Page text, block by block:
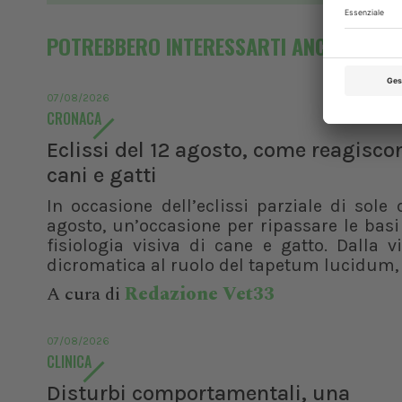
POTREBBERO INTERESSARTI ANCHE
07/08/2026
CRONACA
Eclissi del 12 agosto, come
cani e gatti
In occasione dell’eclissi parziale di sole
agosto, un’occasione per ripassare le
fisiologia visiva di cane e gatto. Dalla
dicromatica al ruolo del tapetum lucidum,
A cura di Redazione Vet33
07/08/2026
CLINICA
Disturbi comportamentali, una